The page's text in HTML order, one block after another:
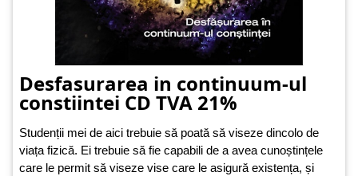
Desfasurarea in continuum-ul
constiintei CD TVA 21%
Studenții mei de aici trebuie să poată să viseze dincolo de
viața fizică. Ei trebuie să fie capabili de a avea cunoștințele
care le permit să viseze vise care le asigură existența, și